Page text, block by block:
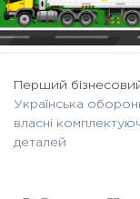
Перший
Українська
власні
деталей